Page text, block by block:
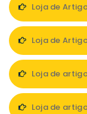
Loja de
Loja de
Loja de
Loja de